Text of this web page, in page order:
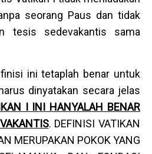
seorang Paus dan tidak
tesis sedevakantis sama
ini tetaplah benar untuk
dinyatakan secara jelas
I INI HANYALAH BENAR
. DEFINISI VATIKAN
MERUPAKAN POKOK YANG